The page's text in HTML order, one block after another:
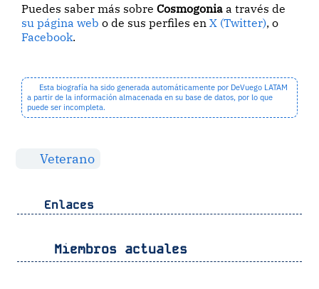
Puedes saber más sobreCosmogonia a través de
su página web o de sus perfiles enX (Twitter), o
Facebook.
Esta biografía ha sido generada automáticamente por DeVuego LATAM
a partir de la información almacenada en su base de datos, por lo que
puede ser incompleta.
Veterano
Enlaces
Miembros actuales